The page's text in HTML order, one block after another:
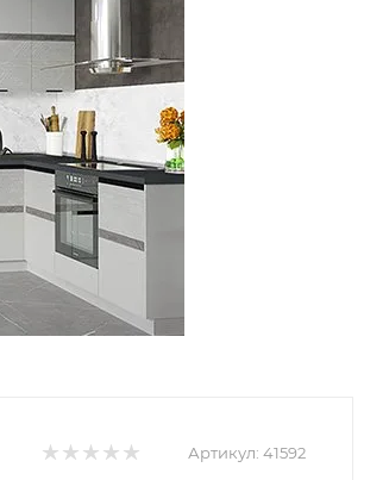
Артикул: 41592